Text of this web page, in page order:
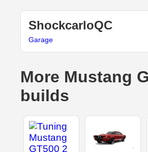
ShockcarloQC
Garage
More Mustang
builds